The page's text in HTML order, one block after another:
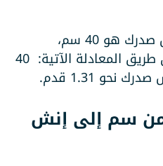
مثال عملي: إذا كان قياس صدرك هو 40 سم،
فيمكنك حسابه بالقدم عن طريق المعادلة الآتية: 40
سم إلى إنش